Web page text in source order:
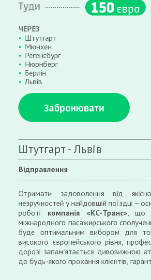
Туди 150євро
ЧЕРЕЗ
Штутгарт
Мюнхен
Регенсбург
Нюрнберг
Берлін
Львів
Забронювати
Штутгарт - Львів
Відправлення
Отримати задоволення від
незручностей у найдовшій поїздці –
роботі компанія «КС-Транс», що
міжнародного пасажирського
буде оптимальним вибором для
високого європейського рівня,
дорозі запам'ятається дивовижною
до будь-якого прохання клієнтів,